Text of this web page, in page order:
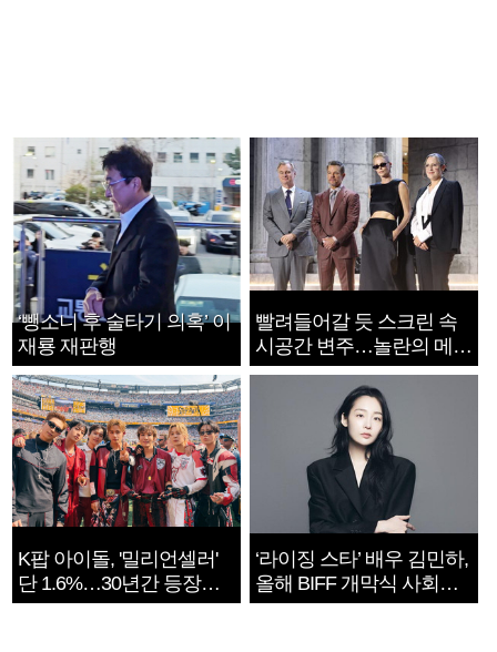
‘뺑소니 후 술타기 의혹’ 이
재룡 재판행
빨려들어갈 듯 스크린 속
시공간 변주…놀란의 메시
지는 ‘전쟁 속죄’
K팝 아이돌, '밀리언셀러'
단 1.6%…30년간 등장
1182개팀 전수조사
‘라이징 스타’ 배우 김민하,
올해 BIFF 개막식 사회자
확정